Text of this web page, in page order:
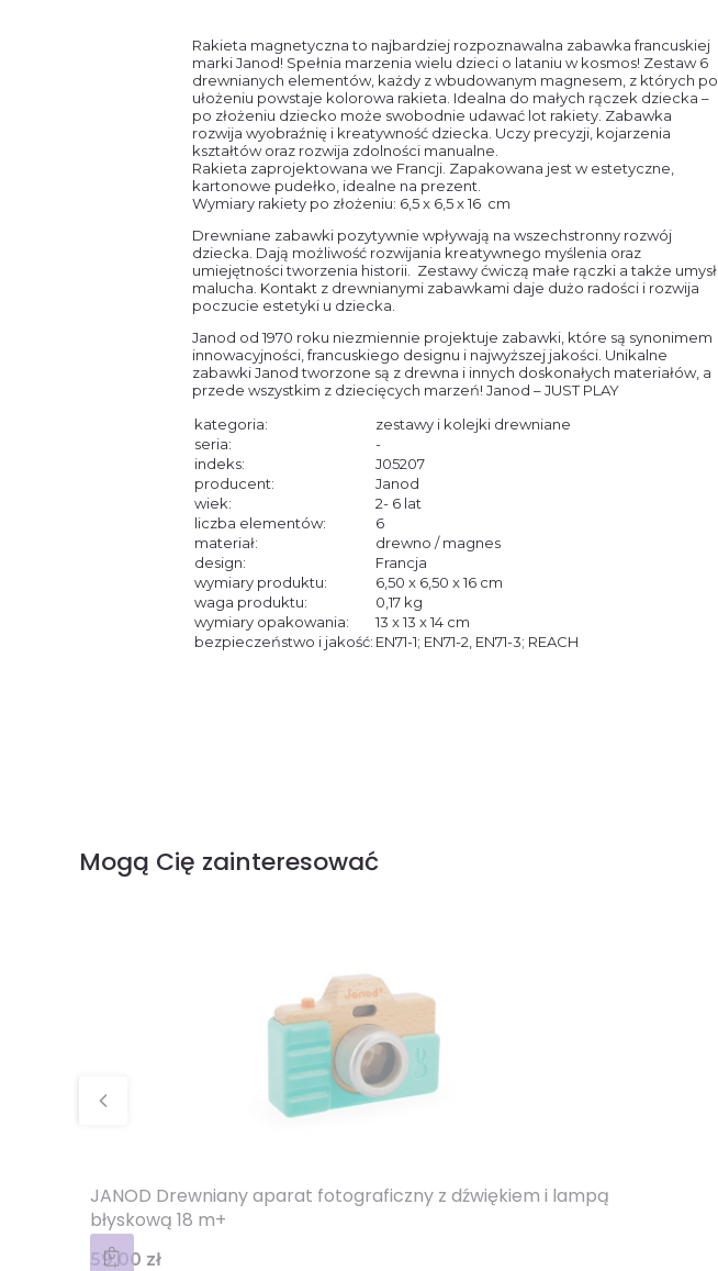
Rakieta magnetyczna to najbardziej rozpoznawalna zabawka francuskiej
marki Janod! Spełnia marzenia wielu dzieci o lataniu w kosmos! Zestaw 6
drewnianych elementów, każdy z wbudowanym magnesem, z których po
ułożeniu powstaje kolorowa rakieta. Idealna do małych rączek dziecka –
po złożeniu dziecko może swobodnie udawać lot rakiety. Zabawka
rozwija wyobraźnię i kreatywność dziecka. Uczy precyzji, kojarzenia
kształtów oraz rozwija zdolności manualne.
Rakieta zaprojektowana we Francji. Zapakowana jest w estetyczne,
kartonowe pudełko, idealne na prezent.
Wymiary rakiety po złożeniu: 6,5 x 6,5 x 16 cm
Drewniane zabawki pozytywnie wpływają na wszechstronny rozwój
dziecka. Dają możliwość rozwijania kreatywnego myślenia oraz
umiejętności tworzenia historii. Zestawy ćwiczą małe rączki a także umysł
malucha. Kontakt z drewnianymi zabawkami daje dużo radości i rozwija
poczucie estetyki u dziecka.
Janod od 1970 roku niezmiennie projektuje zabawki, które są synonimem
innowacyjności, francuskiego designu i najwyższej jakości. Unikalne
zabawki Janod tworzone są z drewna i innych doskonałych materiałów, a
przede wszystkim z dziecięcych marzeń! Janod – JUST PLAY
kategoria:
zestawy i kolejki drewniane
seria:
-
indeks:
J05207
producent:
Janod
wiek:
2- 6 lat
liczba elementów:
6
materiał:
drewno / magnes
design:
Francja
wymiary produktu:
6,50 x 6,50 x 16 cm
waga produktu:
0,17 kg
wymiary opakowania:
13 x 13 x 14 cm
bezpieczeństwo i jakość: EN71-1; EN71-2, EN71-3; REACH
Mogą Cię zainteresować
JANOD Drewniany aparat fotograficzny z dźwiękiem i lampą
błyskową 18 m+
Cena
59,00 zł